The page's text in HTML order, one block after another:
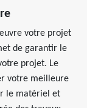
votre projet
de garantir le
projet. Le
votre meilleure
le matériel et